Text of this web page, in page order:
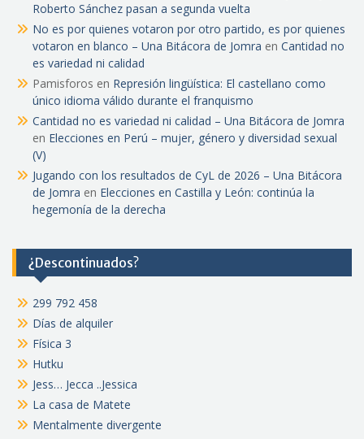
Roberto Sánchez pasan a segunda vuelta
No es por quienes votaron por otro partido, es por quienes
votaron en blanco – Una Bitácora de Jomra en Cantidad no
es variedad ni calidad
Pamisforos en Represión lingüística: El castellano como
único idioma válido durante el franquismo
Cantidad no es variedad ni calidad – Una Bitácora de Jomra
en Elecciones en Perú – mujer, género y diversidad sexual
(V)
Jugando con los resultados de CyL de 2026 – Una Bitácora
de Jomra en Elecciones en Castilla y León: continúa la
hegemonía de la derecha
¿Descontinuados?
299 792 458
Días de alquiler
Física 3
Hutku
Jess… Jecca ..Jessica
La casa de Matete
Mentalmente divergente